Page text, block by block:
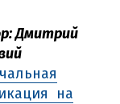
Дмитрий
на